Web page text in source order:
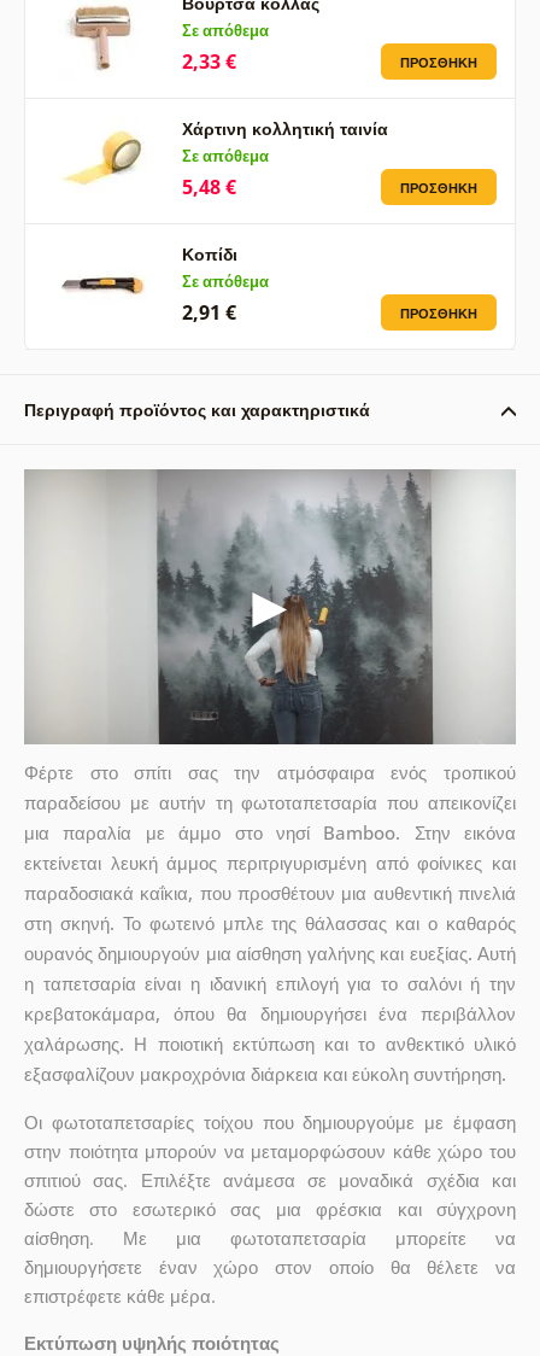
Σε απόθεμα
2,33 € ΠΡΟΣΘΉΚΗ
Χάρτινη κολλητική ταινία
Σε απόθεμα
5,48 € ΠΡΟΣΘΉΚΗ
Κοπίδι
Σε απόθεμα
2,91 € ΠΡΟΣΘΉΚΗ
Περιγραφή προϊόντος και χαρακτηριστικά
Φέρτε στο σπίτι σας την ατμόσφαιρα ενός τροπικού
παραδείσου με αυτήν τη φωτοταπετσαρία που απεικονίζει
μια παραλία με άμμο στο νησί Bamboo. Στην εικόνα
εκτείνεται λευκή άμμος περιτριγυρισμένη από φοίνικες και
παραδοσιακά καΐκια, που προσθέτουν μια αυθεντική πινελιά
στη σκηνή. Το φωτεινό μπλε της θάλασσας και ο καθαρός
ουρανός δημιουργούν μια αίσθηση γαλήνης και ευεξίας. Αυτή
η ταπετσαρία είναι η ιδανική επιλογή για το σαλόνι ή την
κρεβατοκάμαρα, όπου θα δημιουργήσει ένα περιβάλλον
χαλάρωσης. Η ποιοτική εκτύπωση και το ανθεκτικό υλικό
εξασφαλίζουν μακροχρόνια διάρκεια και εύκολη συντήρηση.
Οι φωτοταπετσαρίες τοίχου που δημιουργούμε με έμφαση
στην ποιότητα μπορούν να μεταμορφώσουν κάθε χώρο του
σπιτιού σας. Επιλέξτε ανάμεσα σε μοναδικά σχέδια και
δώστε στο εσωτερικό σας μια φρέσκια και σύγχρονη
αίσθηση. Με μια φωτοταπετσαρία μπορείτε να
δημιουργήσετε έναν χώρο στον οποίο θα θέλετε να
επιστρέφετε κάθε μέρα.
Εκτύπωση υψηλής ποιότητας